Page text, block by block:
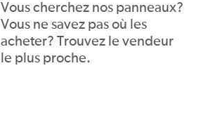
Vous cherchez nos panneaux?
Vous ne savez pas où les
acheter? Trouvez le vendeur
le plus proche.